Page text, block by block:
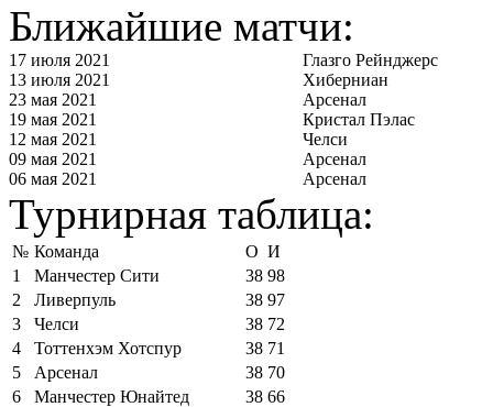
Ближайшие матчи:
17 июля 2021
Глазго Рейнджерс
13 июля 2021
Хиберниан
23 мая 2021
Арсенал
19 мая 2021
Кристал Пэлас
12 мая 2021
Челси
09 мая 2021
Арсенал
06 мая 2021
Арсенал
Турнирная таблица:
№ Команда О И
1
Манчестер Сити 38 98
2
Ливерпуль 38 97
3
Челси 38 72
4
Тоттенхэм Хотспур 38 71
5
Арсенал 38 70
6
Манчестер Юнайтед 38 66